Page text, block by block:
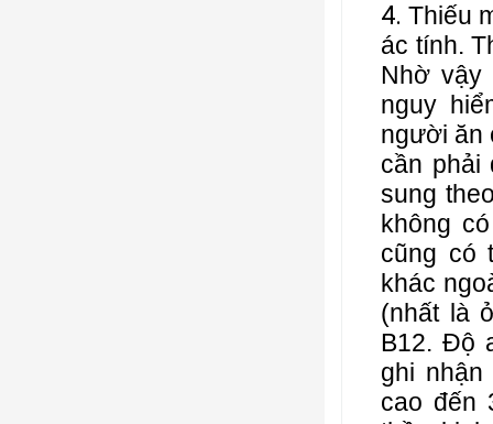
Thiếu
ác tính.
Nhờ vậy
nguy
người ăn
cần phải
sung
không
cũng có
khác
(nhất là
B12. Độ
ghi
cao đến